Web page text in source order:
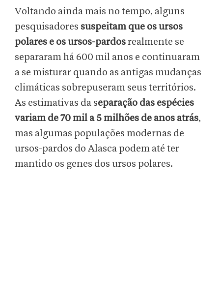
Voltando ainda mais no tempo, alguns
pesquisadores suspeitam que os ursos
polares e os ursos-pardosrealmente se
separaram há 600 mil anos e continuaram
a se misturar quando as antigas mudanças
climáticas sobrepuseram seus territórios.
As estimativas da separação das espécies
variam de 70 mil a 5 milhões de anos atrás,
mas algumas populações modernas de
ursos-pardos do Alasca podem até ter
mantido os genes dos ursos polares.